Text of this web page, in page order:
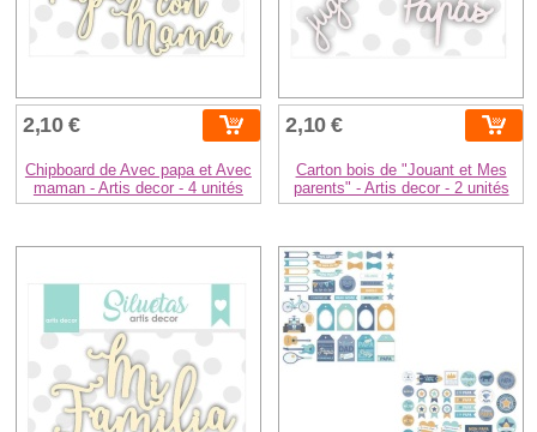
2,10 €
Chipboard de Avec papa et Avec
maman - Artis decor - 4 unités
2,10 €
Carton bois de "Jouant et Mes
parents" - Artis decor - 2 unités